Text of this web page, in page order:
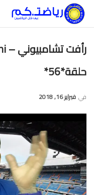
حلقة*56*
في فبراير 16, 2018